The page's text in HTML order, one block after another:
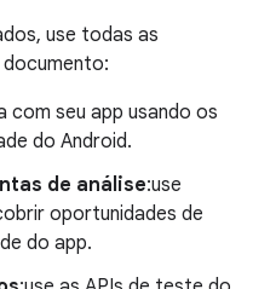
use todas as
com seu app usando os
do Android.
de análise:use
oportunidades de
do app.